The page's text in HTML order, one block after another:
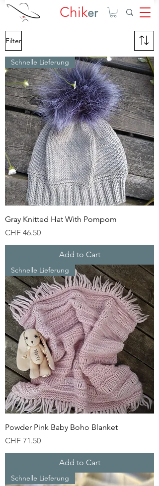
Chiker
Filter
Schnelle Lieferung
Gray Knitted Hat With Pompom
Price
CHF 46.50
Add to Cart
Schnelle Lieferung
Powder Pink Baby Boho Blanket
Price
CHF 71.50
Add to Cart
Schnelle Lieferung